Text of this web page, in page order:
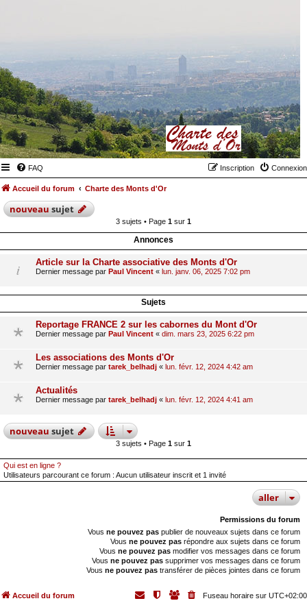
FAQ Connexion
Inscription
Accueil du forum Charte des Monts d'Or
nouveausujet
3 sujets • Page 1 sur 1
Annonces
Article sur la Charte associative des Monts d'Or
Dernier message par Paul Vincent « lun. janv. 06, 2025 7:02 pm
Sujets
Reportage FRANCE 2 sur les cabornes du Mont d'Or
Dernier message par Paul Vincent « dim. mars 23, 2025 6:22 pm
Les associations des Monts d'Or
Dernier message par tarek_belhadj « lun. févr. 12, 2024 4:42 am
Actualités
Dernier message par tarek_belhadj « lun. févr. 12, 2024 4:41 am
nouveausujet
3 sujets • Page 1 sur 1
Qui est en ligne ?
Utilisateurs parcourant ce forum : Aucun utilisateur inscrit et 1 invité
aller
Permissions du forum
Vous ne pouvez pas publier de nouveaux sujets dans ce forum
Vous ne pouvez pas répondre aux sujets dans ce forum
Vous ne pouvez pas modifier vos messages dans ce forum
Vous ne pouvez pas supprimer vos messages dans ce forum
Vous ne pouvez pas transférer de pièces jointes dans ce forum
Accueil du forum Fuseau horaire sur UTC+02:00